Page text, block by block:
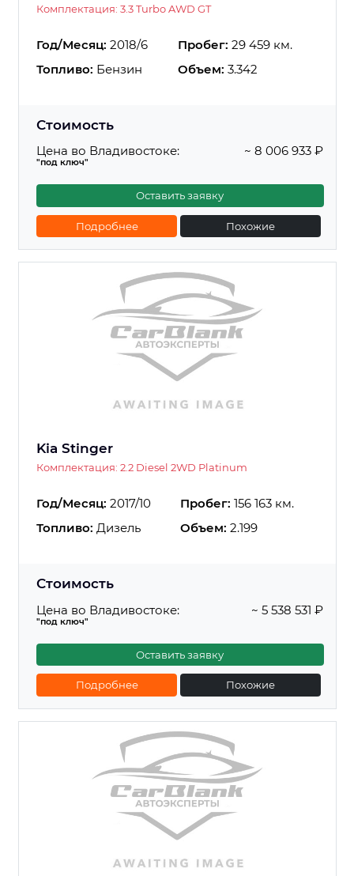
Комплектация: 3.3 Turbo AWD GT
Год/Месяц: 2018/6 Пробег: 29 459 км.
Топливо: Бензин Объем: 3.342
Стоимость
Цена во Владивостоке:
"под ключ"
~ 8 006 933 ₽
Оставить заявку
Подробнее Похожие
Kia Stinger
Комплектация: 2.2 Diesel 2WD Platinum
Год/Месяц: 2017/10 Пробег: 156 163 км.
Топливо: Дизель Объем: 2.199
Стоимость
Цена во Владивостоке:
"под ключ"
~ 5 538 531 ₽
Оставить заявку
Подробнее Похожие